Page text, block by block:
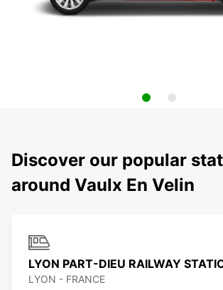
Discover our popular
around Vaulx En Velin
LYON PART-DIEU RAILWAY
LYON - FRANCE